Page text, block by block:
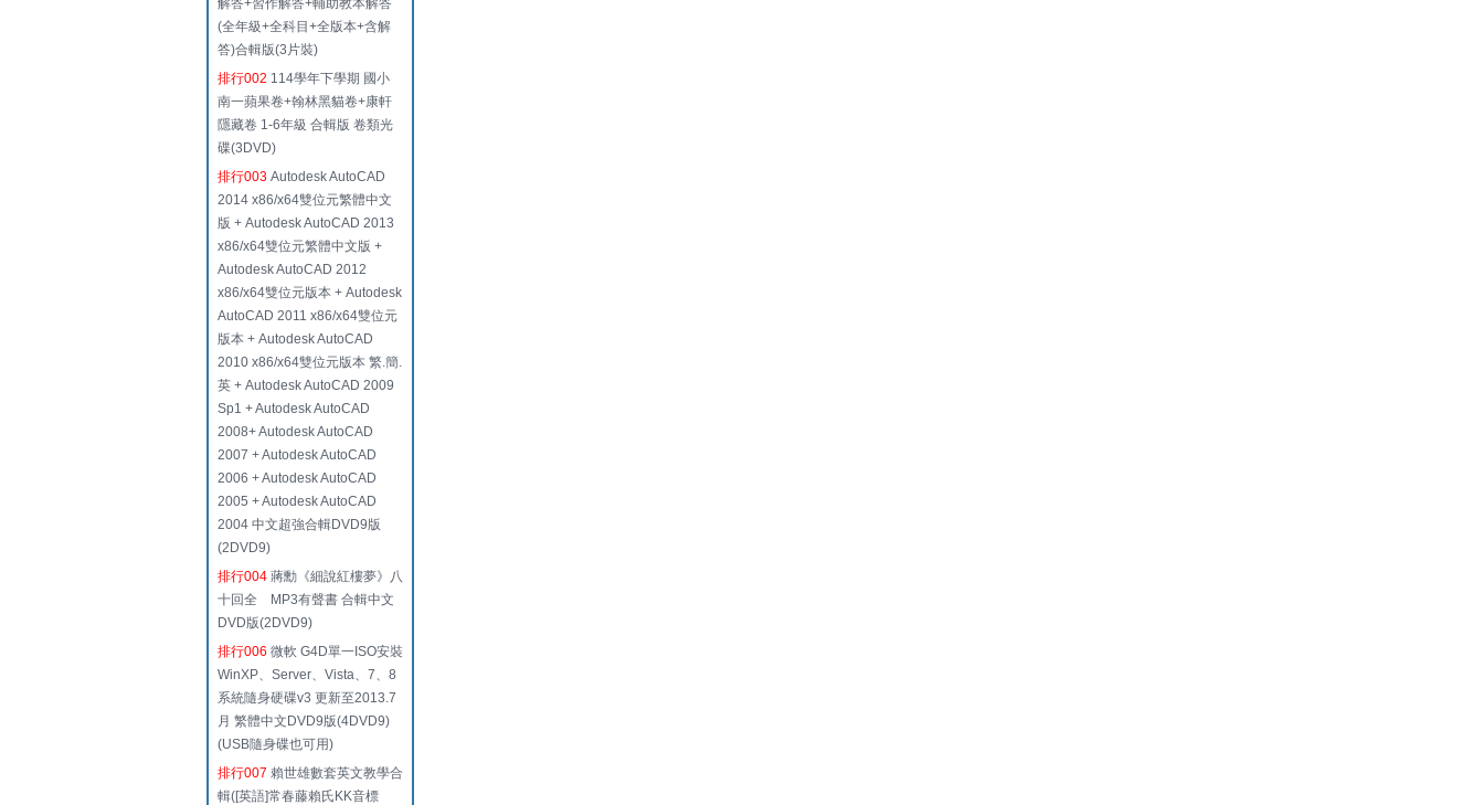
解答+習作解答+輔助教本解答
(全年級+全科目+全版本+含解
答)合輯版(3片裝)
排行002 114學年下學期 國小
南一蘋果卷+翰林黑貓卷+康軒
隱藏卷 1-6年級 合輯版 卷類光
碟(3DVD)
排行003 Autodesk AutoCAD
2014 x86/x64雙位元繁體中文
版 + Autodesk AutoCAD 2013
x86/x64雙位元繁體中文版 +
Autodesk AutoCAD 2012
x86/x64雙位元版本 + Autodesk
AutoCAD 2011 x86/x64雙位元
版本 + Autodesk AutoCAD
2010 x86/x64雙位元版本 繁.簡.
英 + Autodesk AutoCAD 2009
Sp1 + Autodesk AutoCAD
2008+ Autodesk AutoCAD
2007 + Autodesk AutoCAD
2006 + Autodesk AutoCAD
2005 + Autodesk AutoCAD
2004 中文超強合輯DVD9版
(2DVD9)
排行004 蔣勳《細說紅樓夢》八
十回全 MP3有聲書 合輯中文
DVD版(2DVD9)
排行006 微軟 G4D單一ISO安裝
WinXP、Server、Vista、7、8
系統隨身硬碟v3 更新至2013.7
月 繁體中文DVD9版(4DVD9)
(USB隨身碟也可用)
排行007 賴世雄數套英文教學合
輯([英語]常春藤賴氏KK音標